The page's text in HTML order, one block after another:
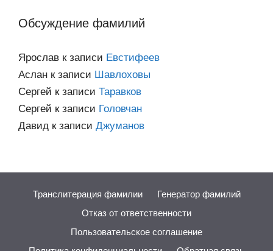
Обсуждение фамилий
Ярослав к записи Евстифеев
Аслан к записи Шавлоховы
Сергей к записи Таравков
Сергей к записи Головчан
Давид к записи Джуманов
Транслитерация фамилии
Генератор фамилий
Отказ от ответственности
Пользовательское соглашение